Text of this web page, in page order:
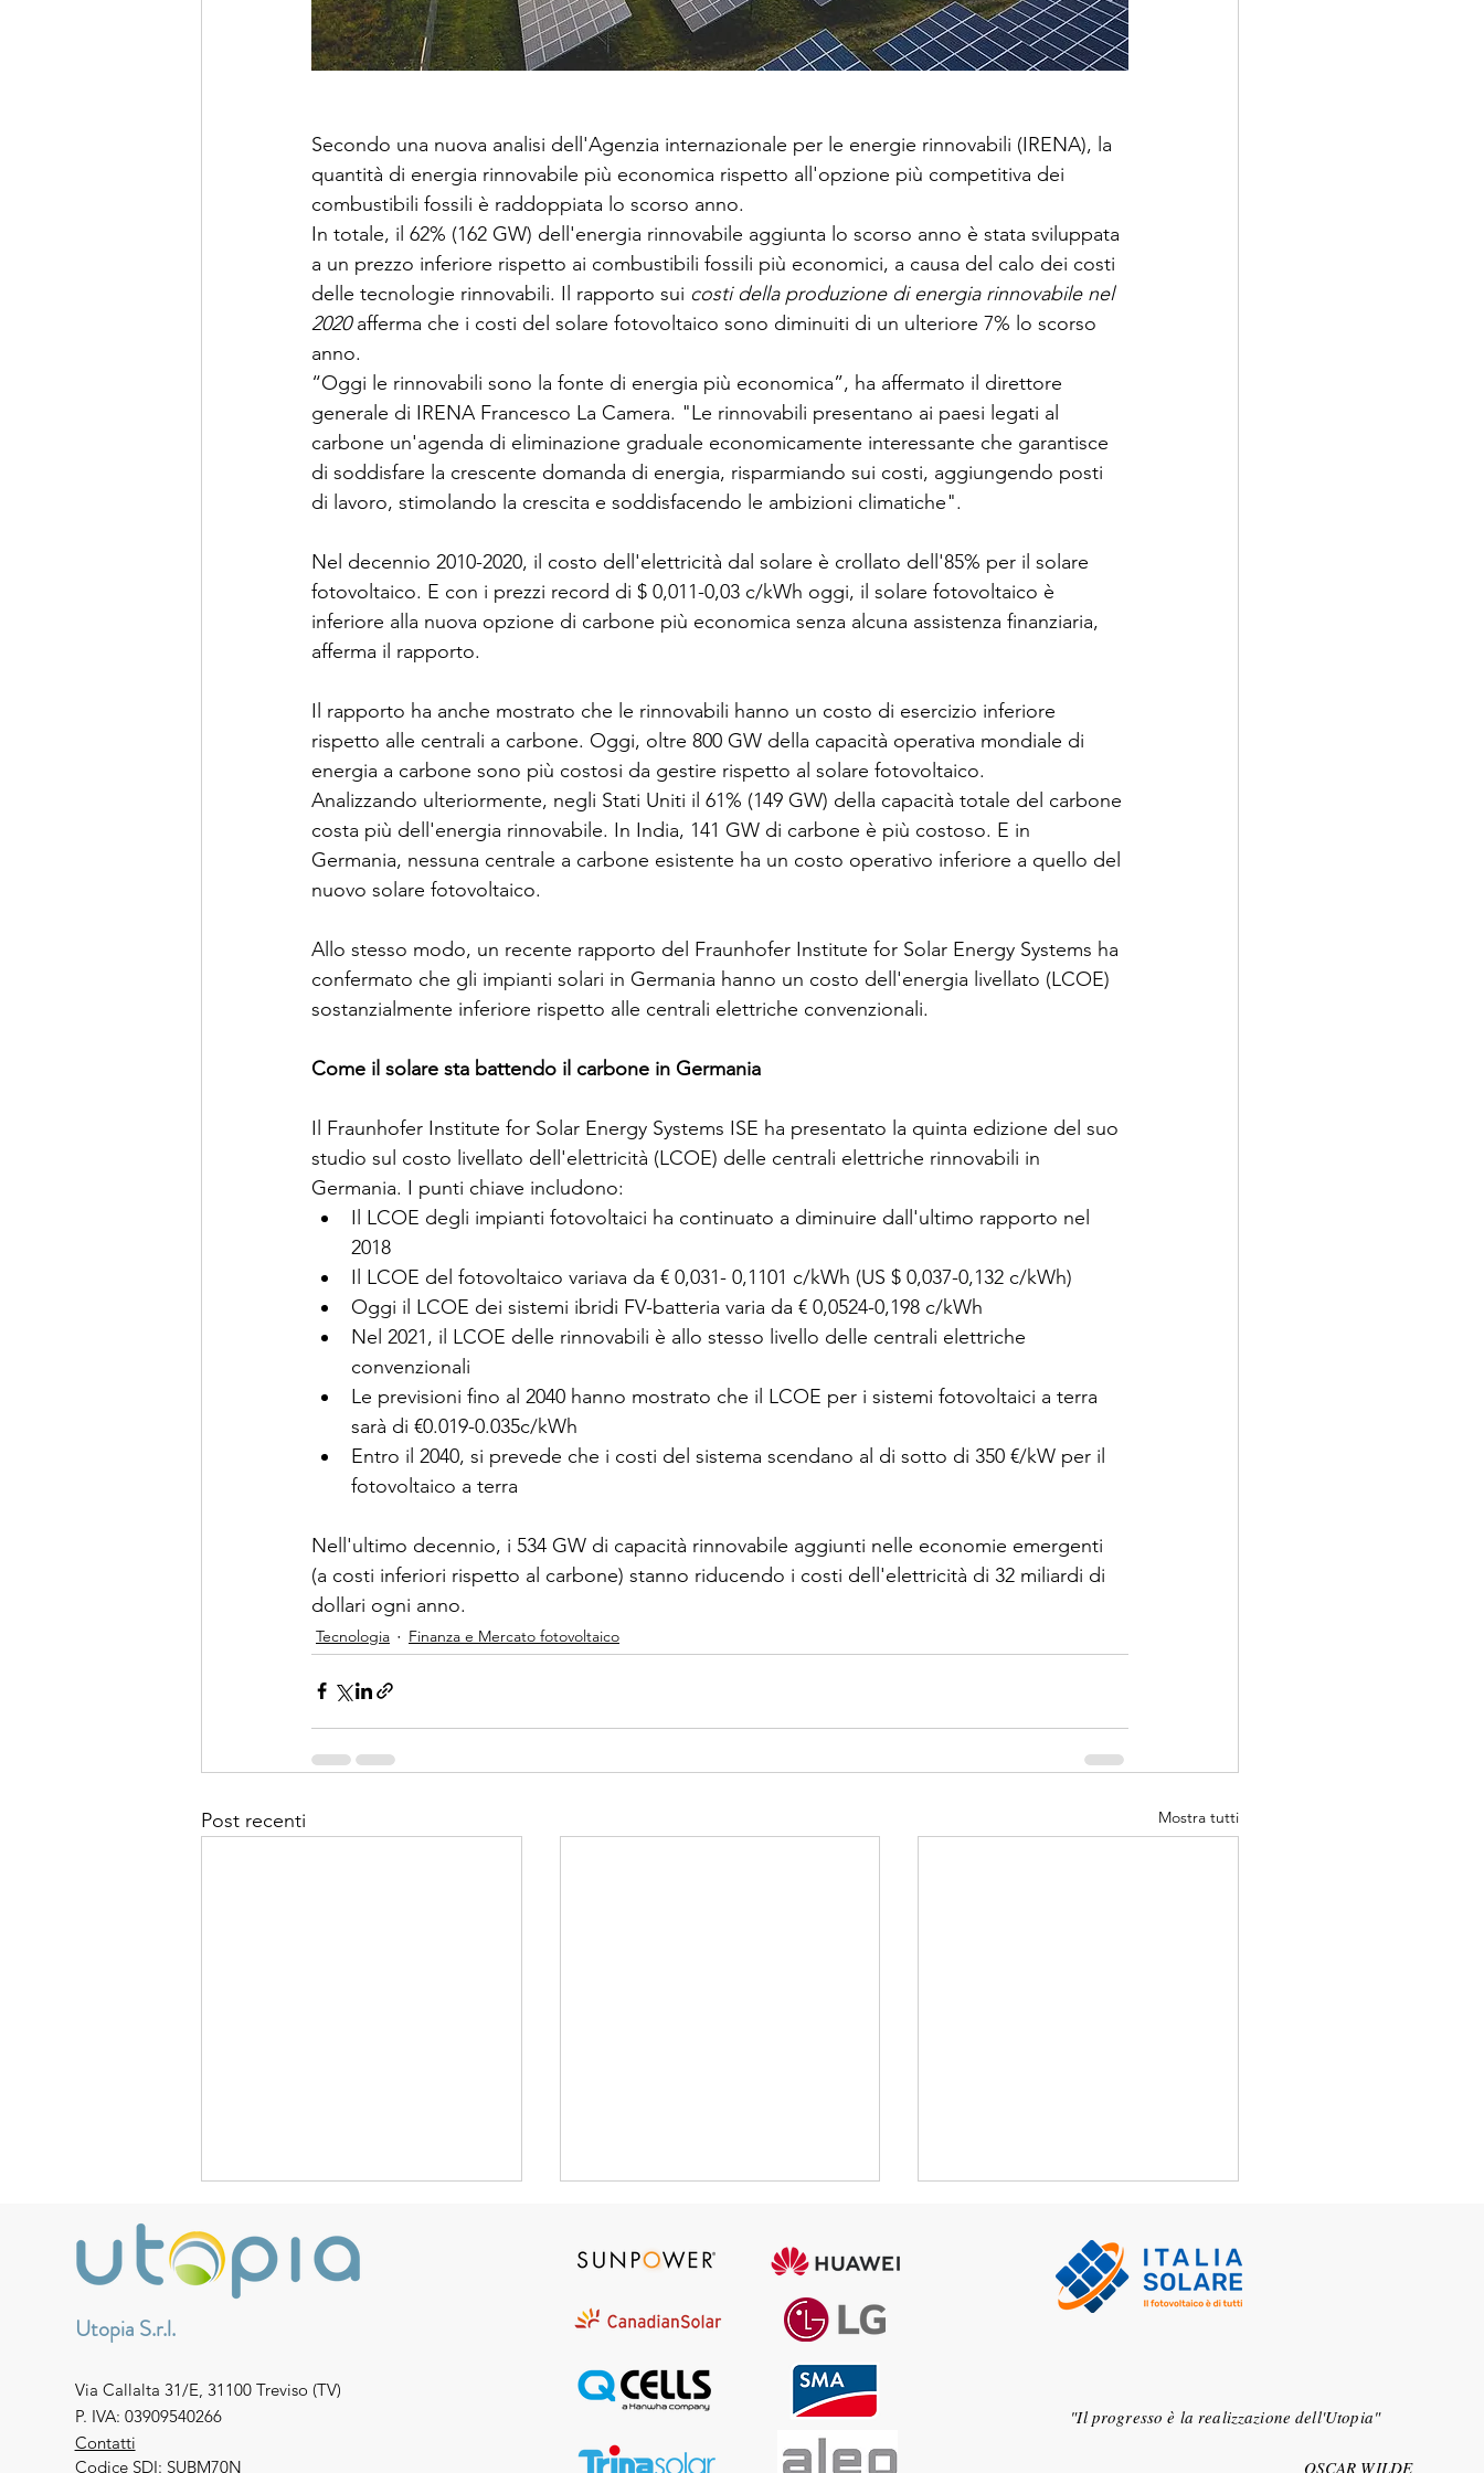
Secondo una nuova analisi dell'Agenzia internazionale per le energie rinnovabili (IRENA), la
quantità di energia rinnovabile più economica rispetto all'opzione più competitiva dei
combustibili fossili è raddoppiata lo scorso anno.
In totale, il 62% (162 GW) dell'energia rinnovabile aggiunta lo scorso anno è stata sviluppata
a un prezzo inferiore rispetto ai combustibili fossili più economici, a causa del calo dei costi
delle tecnologie rinnovabili. Il rapporto sui costi della produzione di energia rinnovabile nel
2020 afferma che i costi del solare fotovoltaico sono diminuiti di un ulteriore 7% lo scorso
anno.
“Oggi le rinnovabili sono la fonte di energia più economica”, ha affermato il direttore
generale di IRENA Francesco La Camera. "Le rinnovabili presentano ai paesi legati al
carbone un'agenda di eliminazione graduale economicamente interessante che garantisce
di soddisfare la crescente domanda di energia, risparmiando sui costi, aggiungendo posti
di lavoro, stimolando la crescita e soddisfacendo le ambizioni climatiche".
Nel decennio 2010-2020, il costo dell'elettricità dal solare è crollato dell'85% per il solare
fotovoltaico. E con i prezzi record di $ 0,011-0,03 c/kWh oggi, il solare fotovoltaico è
inferiore alla nuova opzione di carbone più economica senza alcuna assistenza finanziaria,
afferma il rapporto.
Il rapporto ha anche mostrato che le rinnovabili hanno un costo di esercizio inferiore
rispetto alle centrali a carbone. Oggi, oltre 800 GW della capacità operativa mondiale di
energia a carbone sono più costosi da gestire rispetto al solare fotovoltaico.
Analizzando ulteriormente, negli Stati Uniti il ​​61% (149 GW) della capacità totale del carbone
costa più dell'energia rinnovabile. In India, 141 GW di carbone è più costoso. E in
Germania, nessuna centrale a carbone esistente ha un costo operativo inferiore a quello del
nuovo solare fotovoltaico.
Allo stesso modo, un recente rapporto del Fraunhofer Institute for Solar Energy Systems ha
confermato che gli impianti solari in Germania hanno un costo dell'energia livellato (LCOE)
sostanzialmente inferiore rispetto alle centrali elettriche convenzionali.
Come il solare sta battendo il carbone in Germania
Il Fraunhofer Institute for Solar Energy Systems ISE ha presentato la quinta edizione del suo
studio sul costo livellato dell'elettricità (LCOE) delle centrali elettriche rinnovabili in
Germania. I punti chiave includono:
Il LCOE degli impianti fotovoltaici ha continuato a diminuire dall'ultimo rapporto nel
2018
Il LCOE del fotovoltaico variava da € 0,031- 0,1101 c/kWh (US $ 0,037-0,132 c/kWh)
Oggi il LCOE dei sistemi ibridi FV-batteria varia da € 0,0524-0,198 c/kWh
Nel 2021, il LCOE delle rinnovabili è allo stesso livello delle centrali elettriche
convenzionali
Le previsioni fino al 2040 hanno mostrato che il LCOE per i sistemi fotovoltaici a terra
sarà di €0.019-0.035c/kWh
Entro il 2040, si prevede che i costi del sistema scendano al di sotto di 350 €/kW per il
fotovoltaico a terra
Nell'ultimo decennio, i 534 GW di capacità rinnovabile aggiunti nelle economie emergenti
(a costi inferiori rispetto al carbone) stanno riducendo i costi dell'elettricità di 32 miliardi di
dollari ogni anno.
Tecnologia Finanza e Mercato fotovoltaico
Post recenti Mostra tutti
Perché il fotovoltaico è l'unica
italiane possono ancora
Geopolitica, Risk Management e
Asset Strategico di Copertura per
capacità solare nel 2023,
Utopia S.r.l.
Via Callalta 31/E, 31100 Treviso (TV)
P. IVA: 03909540266
Contatti
Codice SDI: SUBM70N
"Il progresso è la realizzazione dell'Utopia"
OSCAR WILDE